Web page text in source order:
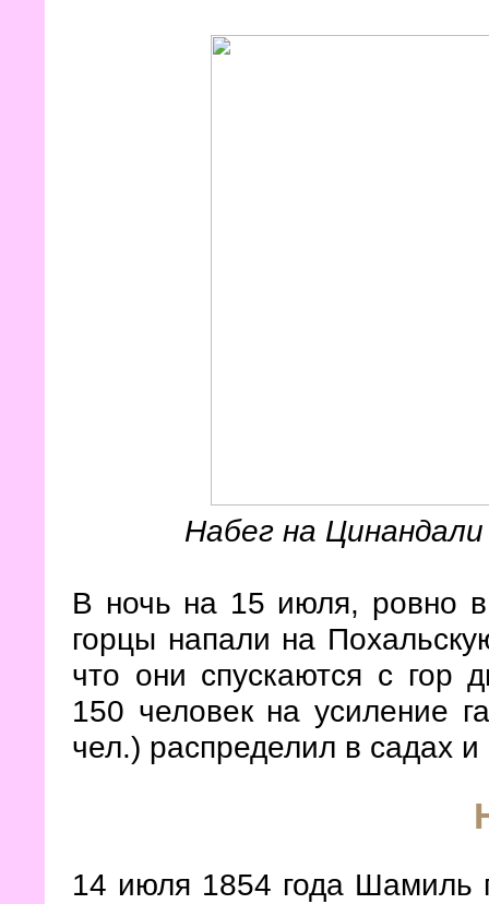
Набег на
В ночь на 15 июля, ровно
горцы напали на
что они спускаются с гор
150 человек на усиление
чел.) распределил в садах
14 июля 1854 года Шамиль